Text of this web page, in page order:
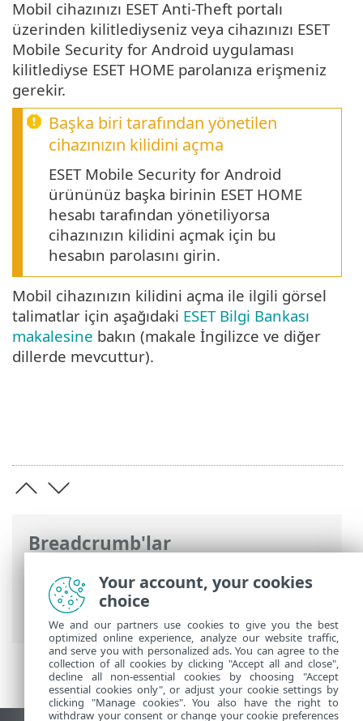
Breadcrumb'lar
ESET Online Yardım>ESET Mobile
Security >ESET Mobile Security ile
çalışma > Anti-Theft
Mobil cihazınızı ESET Anti-Theft portalı
üzerinden kilitlediyseniz veya cihazınızı ESET
Mobile Security for Android uygulaması
kilitlediyse ESET HOME parolanıza erişmeniz
gerekir.
Başka biri tarafından yönetilen
cihazınızın kilidini açma
ESET Mobile Security for Android
ürününüz başka birinin ESET HOME
hesabı tarafından yönetiliyorsa
cihazınızın kilidini açmak için bu
hesabın parolasını girin.
Mobil cihazınızın kilidini açma ile ilgili görsel
talimatlar için aşağıdaki ESET Bilgi Bankası
makalesine bakın (makale İngilizce ve diğer
dillerde mevcuttur).
Your account, your cookies
choice
We and our partners use cookies to give you the best
optimized online experience, analyze our website traffic,
and serve you with personalized ads. You can agree to the
collection of all cookies by clicking "Accept all and close",
decline all non-essential cookies by choosing "Accept
essential cookies only", or adjust your cookie settings by
clicking "Manage cookies". You also have the right to
withdraw your consent or change your cookie preferences